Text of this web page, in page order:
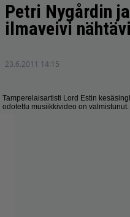
Petri Nygårdin
ilmaveivi
23.6.2011 14:15
Tamperelaisartisti Lord Estin
odotettu musiikkivideo on valmistunut.